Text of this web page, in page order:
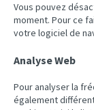
Vous pouvez
moment. Pour ce
votre logiciel de
Analyse Web
Pour analyser la
également